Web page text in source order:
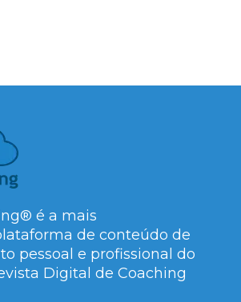
é a mais
de conteúdo de
pessoal e profissional do
Digital de Coaching